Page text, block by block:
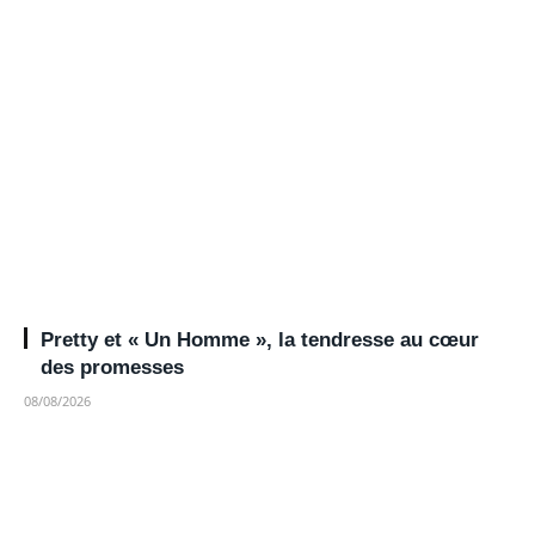
Pretty et « Un Homme », la tendresse au cœur
des promesses
08/08/2026